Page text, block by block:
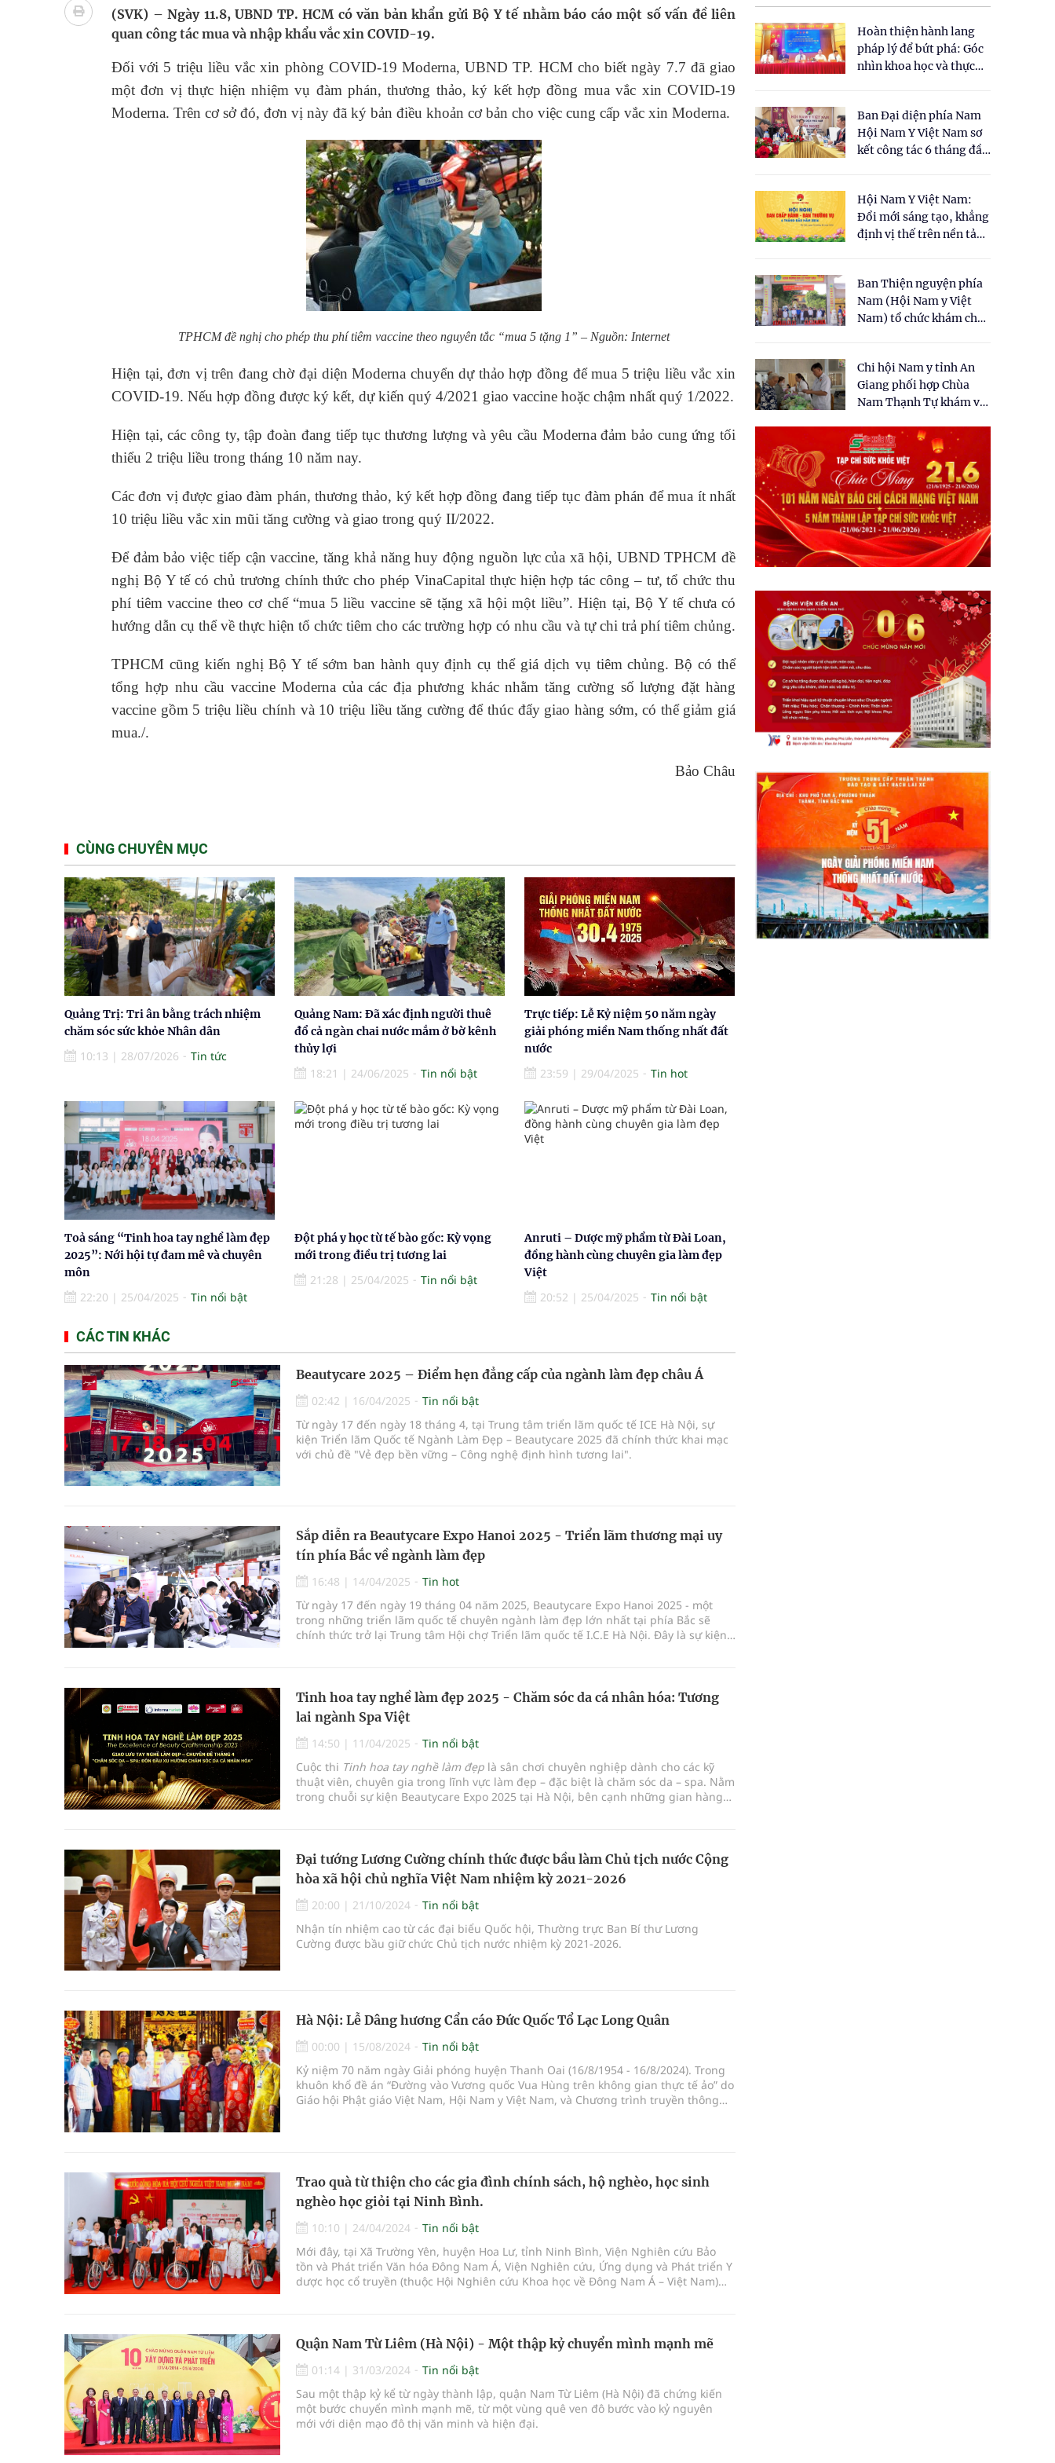
Nhiều lợi thế để nâng chất lượng y tế
Vương Thành Công: Khi việc học bắt đầu từ trải nghiệm thực tế
Tầm soát sớm ung thư vú giúp cứu sống hàng nghìn phụ nữ mỗi năm
Giải pháp nâng cao thị lực thời hiện đại
(SVK) – Ngày 11.8, UBND TP. HCM có văn bản khẩn gửi Bộ Y tế nhằm báo cáo một số vấn đề liên
quan công tác mua và nhập khẩu vắc xin COVID-19.
Đối với 5 triệu liều vắc xin phòng COVID-19 Moderna, UBND TP. HCM cho biết ngày 7.7 đã giao
một đơn vị thực hiện nhiệm vụ đàm phán, thương thảo, ký kết hợp đồng mua vắc xin COVID-19
Moderna. Trên cơ sở đó, đơn vị này đã ký bản điều khoản cơ bản cho việc cung cấp vắc xin Moderna.
TPHCM đề nghị cho phép thu phí tiêm vaccine theo nguyên tắc “mua 5 tặng 1” – Nguồn: Internet
Hiện tại, đơn vị trên đang chờ đại diện Moderna chuyển dự thảo hợp đồng để mua 5 triệu liều vắc xin
COVID-19. Nếu hợp đồng được ký kết, dự kiến quý 4/2021 giao vaccine hoặc chậm nhất quý 1/2022.
Hiện tại, các công ty, tập đoàn đang tiếp tục thương lượng và yêu cầu Moderna đảm bảo cung ứng tối
thiểu 2 triệu liều trong tháng 10 năm nay.
Các đơn vị được giao đàm phán, thương thảo, ký kết hợp đồng đang tiếp tục đàm phán để mua ít nhất
10 triệu liều vắc xin mũi tăng cường và giao trong quý II/2022.
Để đảm bảo việc tiếp cận vaccine, tăng khả năng huy động nguồn lực của xã hội, UBND TPHCM đề
nghị Bộ Y tế có chủ trương chính thức cho phép VinaCapital thực hiện hợp tác công – tư, tổ chức thu
phí tiêm vaccine theo cơ chế “mua 5 liều vaccine sẽ tặng xã hội một liều”. Hiện tại, Bộ Y tế chưa có
hướng dẫn cụ thể về thực hiện tổ chức tiêm cho các trường hợp có nhu cầu và tự chi trả phí tiêm chủng.
TPHCM cũng kiến nghị Bộ Y tế sớm ban hành quy định cụ thể giá dịch vụ tiêm chủng. Bộ có thể
tổng hợp nhu cầu vaccine Moderna của các địa phương khác nhằm tăng cường số lượng đặt hàng
vaccine gồm 5 triệu liều chính và 10 triệu liều tăng cường để thúc đẩy giao hàng sớm, có thể giảm giá
mua./.
Bảo Châu
CÙNG CHUYÊN MỤC
Quảng Trị: Tri ân bằng trách nhiệm
chăm sóc sức khỏe Nhân dân
10:13 | 28/07/2026 Tin tức
Quảng Nam: Đã xác định người thuê
đổ cả ngàn chai nước mắm ở bờ kênh
thủy lợi
18:21 | 24/06/2025 Tin nổi bật
Trực tiếp: Lễ Kỷ niệm 50 năm ngày
giải phóng miền Nam thống nhất đất
nước
23:59 | 29/04/2025 Tin hot
Toả sáng “Tinh hoa tay nghề làm đẹp
2025”: Nới hội tự đam mê và chuyên
môn
22:20 | 25/04/2025 Tin nổi bật
Đột phá y học từ tế bào gốc: Kỳ vọng
mới trong điều trị tương lai
21:28 | 25/04/2025 Tin nổi bật
Anruti – Dược mỹ phẩm từ Đài Loan,
đồng hành cùng chuyên gia làm đẹp
Việt
20:52 | 25/04/2025 Tin nổi bật
CÁC TIN KHÁC
Beautycare 2025 – Điểm hẹn đẳng cấp của ngành làm đẹp châu Á
02:42 | 16/04/2025
Tin nổi bật
Từ ngày 17 đến ngày 18 tháng 4, tại Trung tâm triển lãm quốc tế ICE Hà Nội, sự
kiện Triển lãm Quốc tế Ngành Làm Đẹp – Beautycare 2025 đã chính thức khai mạc
với chủ đề "Vẻ đẹp bền vững – Công nghệ định hình tương lai".
Sắp diễn ra Beautycare Expo Hanoi 2025 - Triển lãm thương mại uy
tín phía Bắc về ngành làm đẹp
16:48 | 14/04/2025
Tin hot
Từ ngày 17 đến ngày 19 tháng 04 năm 2025, Beautycare Expo Hanoi 2025 - một
trong những triển lãm quốc tế chuyên ngành làm đẹp lớn nhất tại phía Bắc sẽ
chính thức trở lại Trung tâm Hội chợ Triển lãm quốc tế I.C.E Hà Nội. Đây là sự kiện
Tinh hoa tay nghề làm đẹp 2025 - Chăm sóc da cá nhân hóa: Tương
lai ngành Spa Việt
14:50 | 11/04/2025
Tin nổi bật
Cuộc thi Tinh hoa tay nghề làm đẹp là sân chơi chuyên nghiệp dành cho các kỹ
thuật viên, chuyên gia trong lĩnh vực làm đẹp – đặc biệt là chăm sóc da – spa. Nằm
trong chuỗi sự kiện Beautycare Expo 2025 tại Hà Nội, bên cạnh những gian hàng
Đại tướng Lương Cường chính thức được bầu làm Chủ tịch nước Cộng
hòa xã hội chủ nghĩa Việt Nam nhiệm kỳ 2021-2026
20:00 | 21/10/2024
Tin nổi bật
Nhận tín nhiệm cao từ các đại biểu Quốc hội, Thường trực Ban Bí thư Lương
Cường được bầu giữ chức Chủ tịch nước nhiệm kỳ 2021-2026.
Hà Nội: Lễ Dâng hương Cẩn cáo Đức Quốc Tổ Lạc Long Quân
00:00 | 15/08/2024
Tin nổi bật
Kỷ niệm 70 năm ngày Giải phóng huyện Thanh Oai (16/8/1954 - 16/8/2024). Trong
khuôn khổ đề án “Đường vào Vương quốc Vua Hùng trên không gian thực tế ảo” do
Giáo hội Phật giáo Việt Nam, Hội Nam y Việt Nam, và Chương trình truyền thông
Trao quà từ thiện cho các gia đình chính sách, hộ nghèo, học sinh
nghèo học giỏi tại Ninh Bình.
10:10 | 24/04/2024
Tin nổi bật
Mới đây, tại Xã Trường Yên, huyện Hoa Lư, tỉnh Ninh Bình, Viện Nghiên cứu Bảo
tồn và Phát triển Văn hóa Đông Nam Á, Viện Nghiên cứu, Ứng dụng và Phát triển Y
dược học cổ truyền (thuộc Hội Nghiên cứu Khoa học về Đông Nam Á – Việt Nam)
Quận Nam Từ Liêm (Hà Nội) - Một thập kỷ chuyển mình mạnh mẽ
01:14 | 31/03/2024
Tin nổi bật
Sau một thập kỷ kể từ ngày thành lập, quận Nam Từ Liêm (Hà Nội) đã chứng kiến
một bước chuyển mình mạnh mẽ, từ một vùng quê ven đô bước vào kỷ nguyên
mới với diện mạo đô thị văn minh và hiện đại.
Hoàn thiện hành lang
pháp lý để bứt phá: Góc
nhìn khoa học và thực
cho Luật Y dược cổ
truyền Việt Nam"
Ban Đại diện phía Nam
Hội Nam Y Việt Nam sơ
kết công tác 6 tháng đầu
Hội Nam Y Việt Nam:
Đổi mới sáng tạo, khẳng
định vị thế trên nền tảng
Ban Thiện nguyện phía
Nam (Hội Nam y Việt
Nam) tổ chức khám chữa
dân tại xã Tân Tập
Chi hội Nam y tỉnh An
Giang phối hợp Chùa
Nam Thạnh Tự khám và
nhân dân